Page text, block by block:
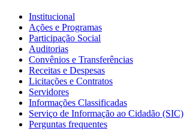
Institucional
Ações e Programas
Participação Social
Auditorias
Convênios e Transferências
Receitas e Despesas
Licitações e Contratos
Servidores
Informações Classificadas
Serviço de Informação ao Cidadão (SIC)
Perguntas frequentes